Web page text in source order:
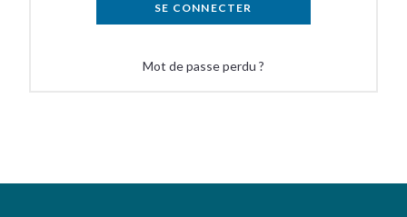
SE CONNECTER
Mot de passe perdu ?